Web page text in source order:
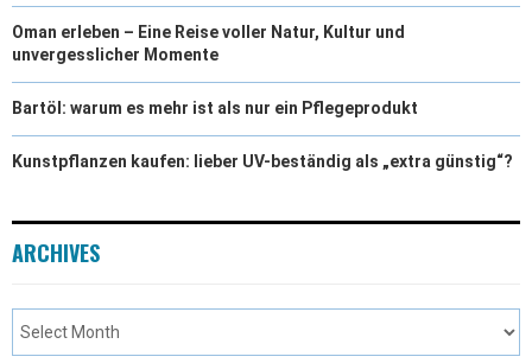
Oman erleben – Eine Reise voller Natur, Kultur und
unvergesslicher Momente
Bartöl: warum es mehr ist als nur ein Pflegeprodukt
Kunstpflanzen kaufen: lieber UV-beständig als „extra günstig“?
ARCHIVES